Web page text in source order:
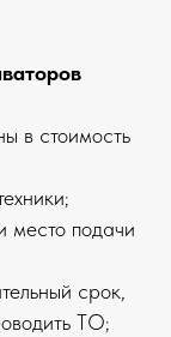
в стоимость
место подачи
срок,
ТО;